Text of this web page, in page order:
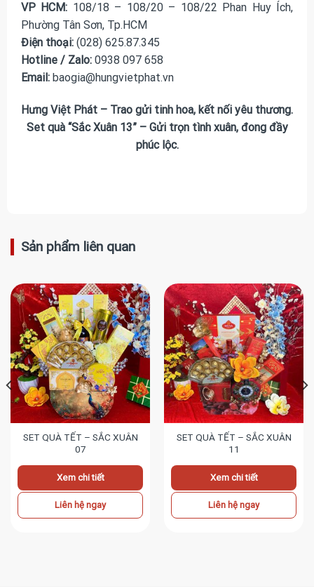
VP HCM: 108/18 – 108/20 – 108/22 Phan Huy Ích,
Phường Tân Sơn, Tp.HCM
Điện thoại:(028) 625.87.345
Hotline / Zalo:0938 097 658
Email: baogia@hungvietphat.vn
Hưng Việt Phát – Trao gửi tinh hoa, kết nối yêu thương.
Set quà “Sắc Xuân 13” – Gửi trọn tình xuân, đong đầy
phúc lộc.
Sản phẩm liên quan
SET QUÀ TẾT – SẮC XUÂN
07
Xem chi tiết
Liên hệ ngay
SET QUÀ TẾT – SẮC XUÂN
11
Xem chi tiết
Liên hệ ngay